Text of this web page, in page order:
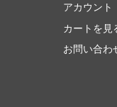
アカウント
カートを見
お問い合わ